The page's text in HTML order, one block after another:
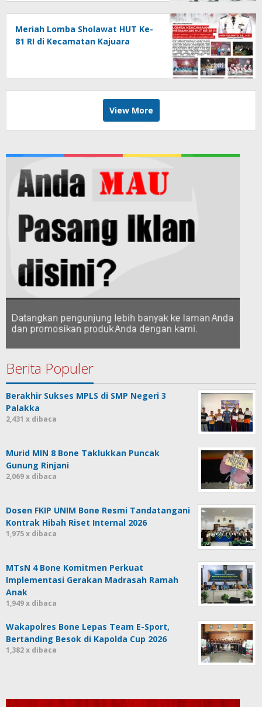
Meriah Lomba Sholawat HUT Ke-
81 RI di Kecamatan Kajuara
View More
Berita Populer
Berakhir Sukses MPLS di SMP Negeri 3
Palakka
2,431 x dibaca
Murid MIN 8 Bone Taklukkan Puncak
Gunung Rinjani
2,069 x dibaca
Dosen FKIP UNIM Bone Resmi Tandatangani
Kontrak Hibah Riset Internal 2026
1,975 x dibaca
MTsN 4 Bone Komitmen Perkuat
Implementasi Gerakan Madrasah Ramah
Anak
1,949 x dibaca
Wakapolres Bone Lepas Team E-Sport,
Bertanding Besok di Kapolda Cup 2026
1,382 x dibaca